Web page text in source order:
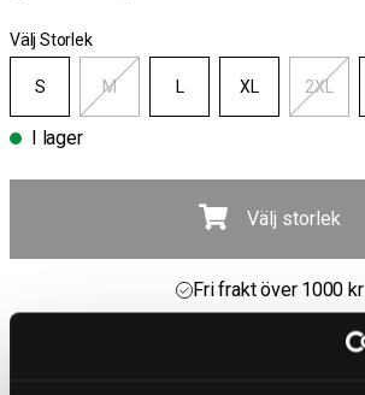
Välj Storlek
S M L XL 2XL
I lager
Välj storlek
Fri frakt över 1000 kr
30 dagar öppet köp
Leverans 1-3 Dagar
Fri frakt över 1000 kr